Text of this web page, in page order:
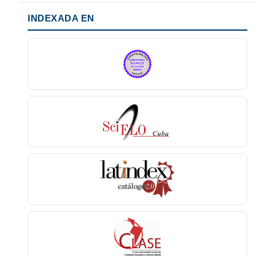
INDEXADA EN